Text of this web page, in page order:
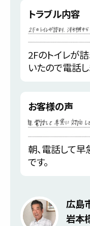
トラブル内容
2Fのトイレが
いたので電話し
お客様の声
朝、電話して
です。
広島
岩本